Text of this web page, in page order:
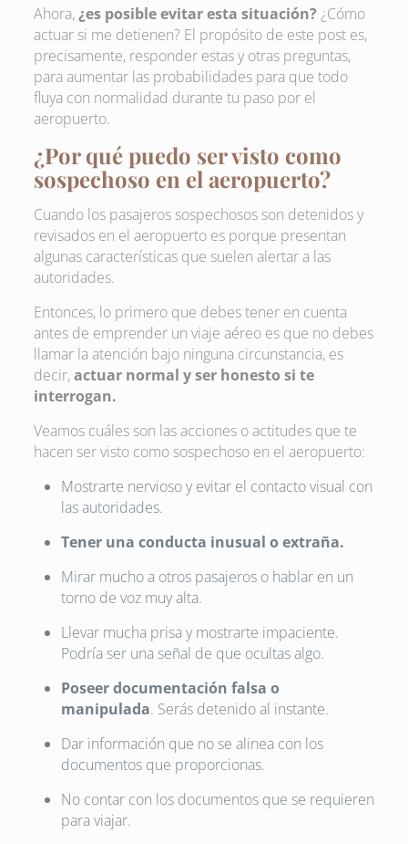
Ahora,¿es posible evitar esta situación? ¿Cómo
actuar si me detienen? El propósito de este post es,
precisamente, responder estas y otras preguntas,
para aumentar las probabilidades para que todo
fluya con normalidad durante tu paso por el
aeropuerto.
¿Por qué puedo ser visto como
sospechoso en el aeropuerto?
Cuando los pasajeros sospechosos son detenidos y
revisados en el aeropuerto es porque presentan
algunas características que suelen alertar a las
autoridades.
Entonces, lo primero que debes tener en cuenta
antes de emprender un viaje aéreo es que no debes
llamar la atención bajo ninguna circunstancia, es
decir,actuar normal y ser honesto si te
interrogan.
Veamos cuáles son las acciones o actitudes que te
hacen ser visto como sospechoso en el aeropuerto:
Mostrarte nervioso y evitar el contacto visual con
las autoridades.
Tener una conducta inusual o extraña.
Mirar mucho a otros pasajeros o hablar en un
torno de voz muy alta.
Llevar mucha prisa y mostrarte impaciente.
Podría ser una señal de que ocultas algo.
Poseer documentación falsa o
manipulada. Serás detenido al instante.
Dar información que no se alinea con los
documentos que proporcionas.
No contar con los documentos que se requieren
para viajar.